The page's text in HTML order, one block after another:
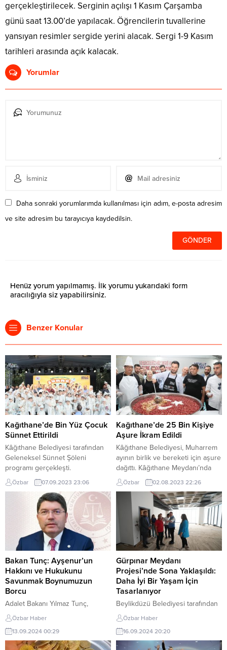
gerçekleştirilecek. Serginin açılışı 1 Kasım Çarşamba
günü saat 13.00’de yapılacak. Öğrencilerin tuvallerine
yansıyan resimler sergide yerini alacak. Sergi 1-9 Kasım
tarihleri arasında açık kalacak.
Yorumlar
Daha sonraki yorumlarımda kullanılması için adım, e-posta adresim
ve site adresim bu tarayıcıya kaydedilsin.
Henüz yorum yapılmamış. İlk yorumu yukarıdaki form
aracılığıyla siz yapabilirsiniz.
Benzer Konular
Kağıthane’de Bin Yüz Çocuk
Sünnet Ettirildi
Kâğıthane Belediyesi tarafından
Geleneksel Sünnet Şöleni
programı gerçekleşti.
Kâğıthane’de ikamet eden bin
100 çocuk Kâğıthane Belediyesi
tarafından sünnet ettirildi. Sağlık
kontrollerinden geçirilip
sonrasında da uzman hekimler
eşliğinde sünnet olan çocuklar
Hasbahçe’de gerçekleştirilen
şölende aileleriyle birlikte keyifli
vakitler geçirdi. Şölende Jonglör
ve İllüzyon gösterileri ile
eğlenceli anlar yaşayan
çocukların sünnet şöleninde...
Özbar 07.09.2023 23:06
Kağıthane’de 25 Bin Kişiye
Aşure İkram Edildi
Kâğıthane Belediyesi, Muharrem
ayının birlik ve bereketi için aşure
dağıttı. Kâğıthane Meydanı’nda
gerçekleşen programda 25 bin
vatandaş dağıtılan aşureleri tattı.
Kâğıthane’de gelenek haline
gelen aşure programı bu yıl da
devam etti. Muharrem ayı vesilesi
ile gerçekleştirilen program
kapsamında 25 bin kişiye aşure
ikramında bulunuldu. Ay Yıldız
desenli aşure kazanının başına...
Özbar 02.08.2023 22:26
Bakan Tunç: Ayşenur’un
Hakkını ve Hukukunu
Savunmak Boynumuzun
Borcu
Adalet Bakanı Yılmaz Tunç,
Ayşenur Ezgi Eygi’nin İsrail
askerlerince öldürülmesine ilişkin
açıklamalarda bulundu. Tunç,
“Ayşenur’un hakkını ve hukukunu
Özbar Haber
13.09.2024 00:29
Gürpınar Meydanı
Projesi’nde Sona Yaklaşıldı:
Daha İyi Bir Yaşam İçin
Tasarlanıyor
Beylikdüzü Belediyesi tarafından
Gürpınar, Kavaklı ve Yakuplu
mahallelerindeki ‘ÜçKöy Üç
Meydan’ projesinin son ayağı
olan Gürpınar Köy İçi Meydanı,
Özbar Haber
16.09.2024 20:20